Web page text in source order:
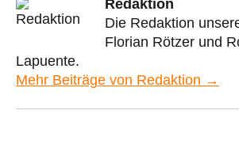
Redaktion
Die Redaktion
Florian Rötzer und
Lapuente.
Mehr Beiträge von Redaktion →